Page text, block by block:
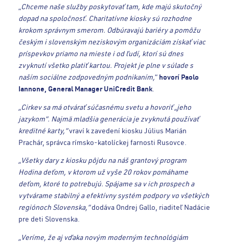
„Chceme naše služby poskytovať tam, kde majú skutočný
dopad na spoločnosť. Charitatívne kiosky sú rozhodne
krokom správnym smerom. Odbúravajú bariéry a pomôžu
českým i slovenským neziskovým organizáciám získať viac
príspevkov priamo na mieste i od ľudí, ktorí sú dnes
zvyknutí všetko platiť kartou. Projekt je plne v súlade s
naším sociálne zodpovedným podnikaním,“ hovorí Paolo
Iannone, General Manager UniCredit Bank.
„Cirkev sa má otvárať súčasnému svetu a hovoriť „jeho
jazykom“. Najmä mladšia generácia je zvyknutá používať
kreditné karty,“vraví k zavedení kiosku Július Marián
Prachár, správca rímsko-katolíckej farnosti Rusovce.
„Všetky dary z kiosku pôjdu na náš grantový program
Hodina deťom, v ktorom už vyše 20 rokov pomáhame
deťom, ktoré to potrebujú. Spájame sa v ich prospech a
vytvárame stabilný a efektívny systém podpory vo všetkých
regiónoch Slovenska,“dodáva Ondrej Gallo, riaditeľ Nadácie
pre deti Slovenska.
„Veríme, že aj vďaka novým moderným technológiám